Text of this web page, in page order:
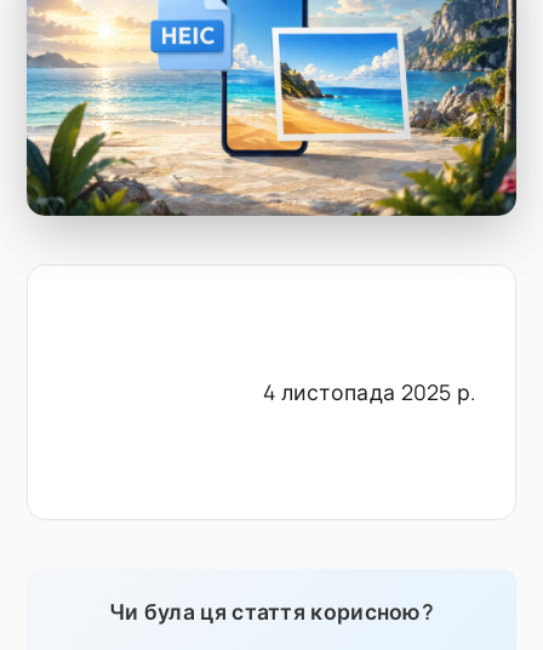
4 листопада 2025 р.
Чи була ця стаття корисною?